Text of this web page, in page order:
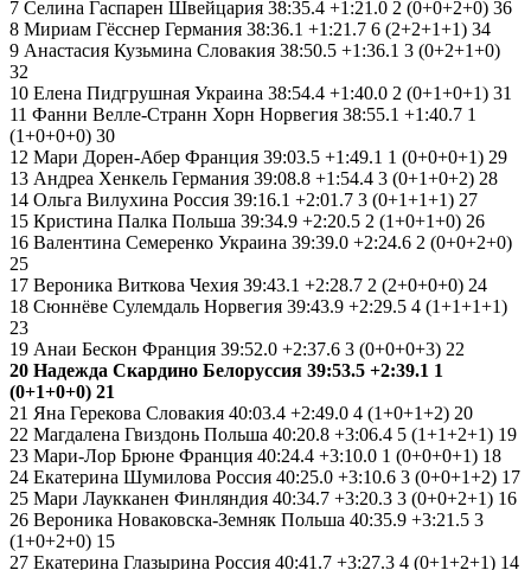
7 Селина Гаспарен Швейцария 38:35.4 +1:21.0 2 (0+0+2+0) 36
8 Мириам Гёсснер Германия 38:36.1 +1:21.7 6 (2+2+1+1) 34
9 Анастасия Кузьмина Словакия 38:50.5 +1:36.1 3 (0+2+1+0)
32
10 Елена Пидгрушная Украина 38:54.4 +1:40.0 2 (0+1+0+1) 31
11 Фанни Велле-Странн Хорн Норвегия 38:55.1 +1:40.7 1
(1+0+0+0) 30
12 Мари Дорен-Абер Франция 39:03.5 +1:49.1 1 (0+0+0+1) 29
13 Андреа Хенкель Германия 39:08.8 +1:54.4 3 (0+1+0+2) 28
14 Ольга Вилухина Россия 39:16.1 +2:01.7 3 (0+1+1+1) 27
15 Кристина Палка Польша 39:34.9 +2:20.5 2 (1+0+1+0) 26
16 Валентина Семеренко Украина 39:39.0 +2:24.6 2 (0+0+2+0)
25
17 Вероника Виткова Чехия 39:43.1 +2:28.7 2 (2+0+0+0) 24
18 Сюннёве Сулемдаль Норвегия 39:43.9 +2:29.5 4 (1+1+1+1)
23
19 Анаи Бескон Франция 39:52.0 +2:37.6 3 (0+0+0+3) 22
20 Надежда Скардино Белоруссия 39:53.5 +2:39.1 1
(0+1+0+0) 21
21 Яна Герекова Словакия 40:03.4 +2:49.0 4 (1+0+1+2) 20
22 Магдалена Гвиздонь Польша 40:20.8 +3:06.4 5 (1+1+2+1) 19
23 Мари-Лор Брюне Франция 40:24.4 +3:10.0 1 (0+0+0+1) 18
24 Екатерина Шумилова Россия 40:25.0 +3:10.6 3 (0+0+1+2) 17
25 Мари Лаукканен Финляндия 40:34.7 +3:20.3 3 (0+0+2+1) 16
26 Вероника Новаковска-Земняк Польша 40:35.9 +3:21.5 3
(1+0+2+0) 15
27 Екатерина Глазырина Россия 40:41.7 +3:27.3 4 (0+1+2+1) 14